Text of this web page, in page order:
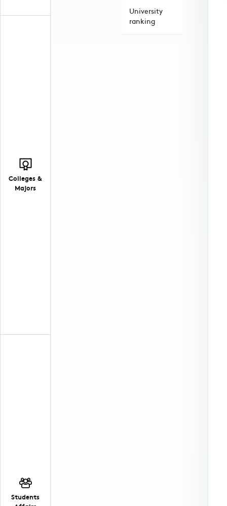
Colleges &
Majors
Students
University
ranking